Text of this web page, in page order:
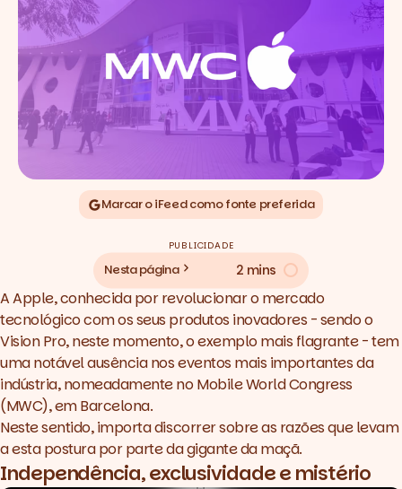
Marcar o iFeed como fonte preferida
PUBLICIDADE
Nesta página 2 mins
A Apple, conhecida por revolucionar o mercado
tecnológico com os seus produtos inovadores - sendo o
Vision Pro, neste momento, o exemplo mais flagrante - tem
uma notável ausência nos eventos mais importantes da
indústria, nomeadamente no Mobile World Congress
(MWC), em Barcelona.
Neste sentido, importa discorrer sobre as razões que levam
a esta postura por parte da gigante da maçã.
Independência, exclusividade e mistério